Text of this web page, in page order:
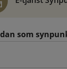
som